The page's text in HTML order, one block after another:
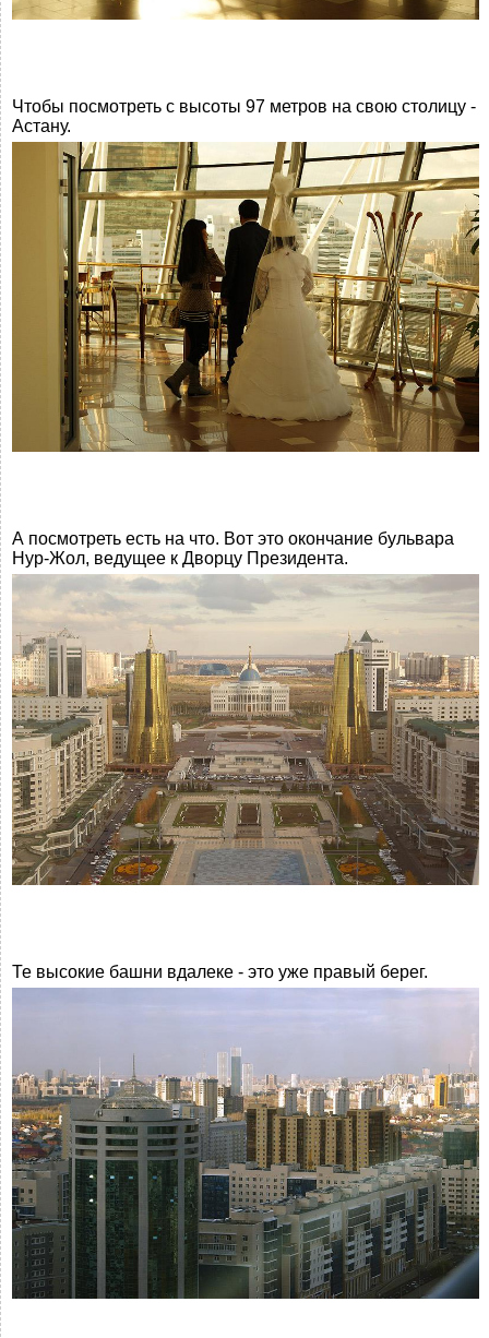
Чтобы посмотреть с высоты 97 метров на свою столицу -
Астану.
А посмотреть есть на что. Вот это окончание бульвара
Нур-Жол, ведущее к Дворцу Президента.
Те высокие башни вдалеке - это уже правый берег.